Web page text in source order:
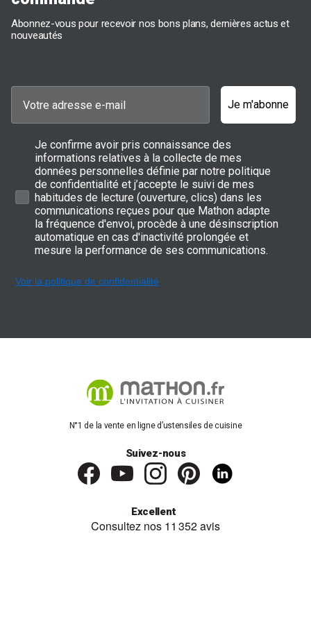
Pour vos poêles et sauteuses de la collection Chef, Beka vous
laisse le choix entre des ustensiles dotés d'unrevêtement de
qualité Dualforce
Casseroles, marmites, traiteurs et
couvercles pour vos plats mijotés
Pour vos cuissons mijotées, rien de mieux que ces différents
ustensiles de plus ou moins grande contenance. Soupes, ragoûts
et plats en sauce seront délicieusement cuits dans ces cuves
permettant une diffusion de la chaleur optimale. Grâce aux
graduations intérieures, vous ajoutez la quantité de liquide de
votre recette sans difficulté.
Le couvercle, également en inox, est doté de petits trous
permettant à la vapeur de s'échapper afin d'éviter tout
couvercles sur vos casseroles et marmites, vous pouvez laisser
également aulave-vaisselleainsi qu'aufourjusqu'à 200°C.
Beka Belvia?
Chefet Belviase ressemblent sur de nombreux
d'un triple fond encapsulé, ces collections de poêles, casseroles,
anses et poignées en fonte d'inox riveté, les ustensiles sont
faciles et agréables à prendre en main.
Autre point commun, la compatibilité avec les sources de chaleur
au four. Cependant, pour le matériel Belvia il est recommandé de
ne pas dépasser les 180°C contre 200°C pour la gamme Chef.
Abonnez-vous pour recevoir nos bons plans, dernières actus et
nouveautés
Je m'abonne
Je confirme avoir pris connaissance des
informations relatives à la collecte de mes
données personnelles définie par notre politique
de confidentialité et j’accepte le suivi de mes
habitudes de lecture (ouverture, clics) dans les
communications reçues pour que Mathon adapte
la fréquence d'envoi, procède à une désinscription
automatique en cas d'inactivité prolongée et
mesure la performance de ses communications.
Voir la politique de confidentialité
N°1 de la vente en ligne d’ustensiles de cuisine
Suivez-nous
Excellent